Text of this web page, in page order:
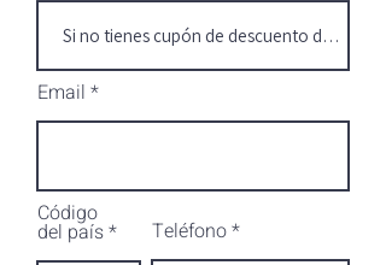
Email
Código
del país Teléfono